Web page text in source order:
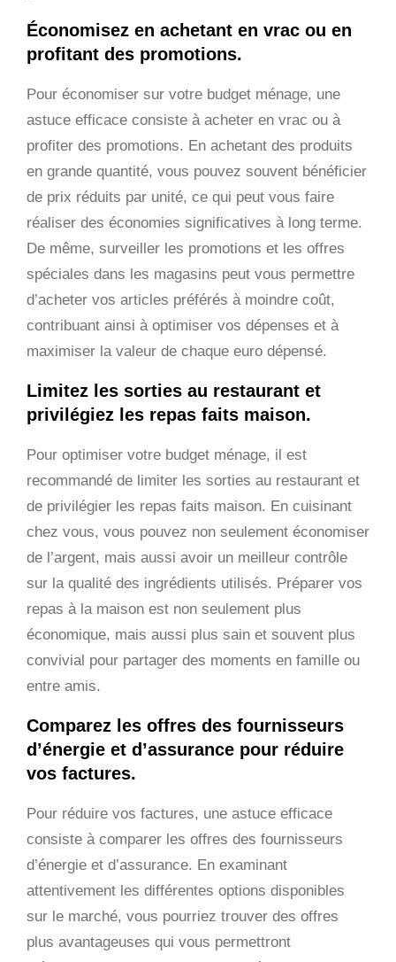
Économisez en achetant en vrac ou en
profitant des promotions.
Pour économiser sur votre budget ménage, une
astuce efficace consiste à acheter en vrac ou à
profiter des promotions. En achetant des produits
en grande quantité, vous pouvez souvent bénéficier
de prix réduits par unité, ce qui peut vous faire
réaliser des économies significatives à long terme.
De même, surveiller les promotions et les offres
spéciales dans les magasins peut vous permettre
d’acheter vos articles préférés à moindre coût,
contribuant ainsi à optimiser vos dépenses et à
maximiser la valeur de chaque euro dépensé.
Limitez les sorties au restaurant et
privilégiez les repas faits maison.
Pour optimiser votre budget ménage, il est
recommandé de limiter les sorties au restaurant et
de privilégier les repas faits maison. En cuisinant
chez vous, vous pouvez non seulement économiser
de l’argent, mais aussi avoir un meilleur contrôle
sur la qualité des ingrédients utilisés. Préparer vos
repas à la maison est non seulement plus
économique, mais aussi plus sain et souvent plus
convivial pour partager des moments en famille ou
entre amis.
Comparez les offres des fournisseurs
d’énergie et d’assurance pour réduire
vos factures.
Pour réduire vos factures, une astuce efficace
consiste à comparer les offres des fournisseurs
d’énergie et d’assurance. En examinant
attentivement les différentes options disponibles
sur le marché, vous pourriez trouver des offres
plus avantageuses qui vous permettront